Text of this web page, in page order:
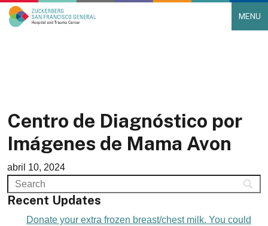
Main Navigation MENU
Centro de Diagnóstico por
Imágenes de Mama Avon
abril 10, 2024
Recent Updates
Donate your extra frozen breast/chest milk. You could